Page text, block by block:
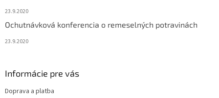
23.9.2020
Ochutnávková konferencia o remeselných potravinách
23.9.2020
Informácie pre vás
Doprava a platba